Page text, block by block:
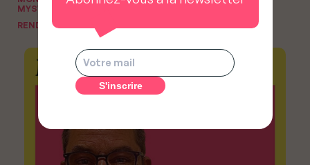
MYSWEETIMMO
RENDEZ-VOUS DU NOTAIRE